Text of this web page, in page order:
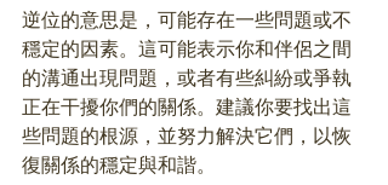
逆位的意思是，可能存在一些問題或不
穩定的因素。這可能表示你和伴侶之間
的溝通出現問題，或者有些糾紛或爭執
正在干擾你們的關係。建議你要找出這
些問題的根源，並努力解決它們，以恢
復關係的穩定與和諧。